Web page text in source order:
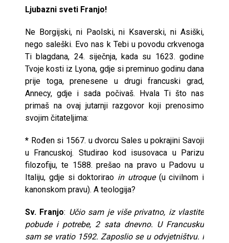
Ljubazni sveti Franjo!
Ne Borgijski, ni Paolski, ni Ksaverski, ni Asiški,
nego saleški. Evo nas k Tebi u povodu crkvenoga
Ti blagdana, 24. siječnja, kada su 1623. godine
Tvoje kosti iz Lyona, gdje si preminuo godinu dana
prije toga, prenesene u drugi francuski grad,
Annecy, gdje i sada počivaš. Hvala Ti što nas
primaš na ovaj jutarnji razgovor koji prenosimo
svojim čitateljima:
* Rođen si 1567. u dvorcu Sales u pokrajini Savoji
u Francuskoj. Studirao kod isusovaca u Parizu
filozofiju, te 1588. prešao na pravo u Padovu u
Italiju, gdje si doktorirao in utroque(u civilnom i
kanonskom pravu). A teologija?
Sv. Franjo: Učio sam je više privatno, iz vlastite
pobude i potrebe, 2 sata dnevno. U Francusku
sam se vratio 1592. Zaposlio se u odvjetništvu. I